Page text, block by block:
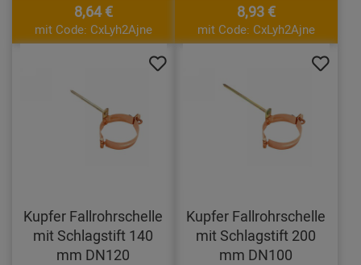
8,64 €
mit Code: CxLyh2Ajne
8,93 €
mit Code: CxLyh2Ajne
Kupfer Fallrohrschelle
mit Schlagstift 140
mm DN120
Kupfer Fallrohrschelle
mit Schlagstift 200
mm DN100